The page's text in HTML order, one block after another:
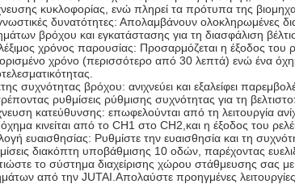
κυκλοφορίας, ενώ πληρεί τα πρότυπα της
δυνατότητες: Απολαμβάνουν ολοκληρωμένες
βρόχου και εγκατάστασης για τη διασφάλιση
χρόνος παρουσίας: Προσαρμόζεται η έξοδος του
χρόνο (περισσότερο από 30 λεπτά) ενώ ένα
συχνότητας βρόχου: ανιχνεύει και εξαλείφει
ρυθμίσεις ρύθμισης συχνότητας για τη
κατεύθυνσης: επωφελούνται από τη λειτουργία
κινείται από το CH1 στο CH2,και η έξοδος του
ευαισθησίας: Ρυθμίστε την ευαισθησία και τη
διακόπτη υποβάθμισης 10 οδών, παρέχοντας
το σύστημα διαχείρισης χώρου στάθμευσης σας
από την JUTAI.Απολαύστε προηγμένες